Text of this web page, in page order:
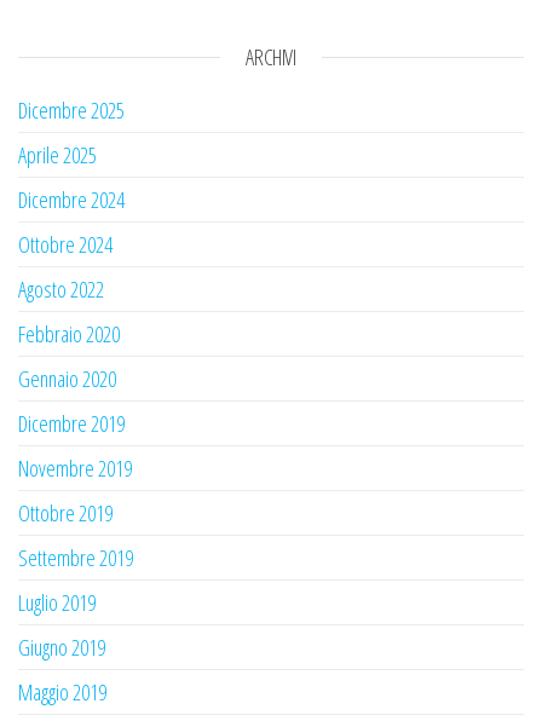
ARCHIVI
Dicembre 2025
Aprile 2025
Dicembre 2024
Ottobre 2024
Agosto 2022
Febbraio 2020
Gennaio 2020
Dicembre 2019
Novembre 2019
Ottobre 2019
Settembre 2019
Luglio 2019
Giugno 2019
Maggio 2019